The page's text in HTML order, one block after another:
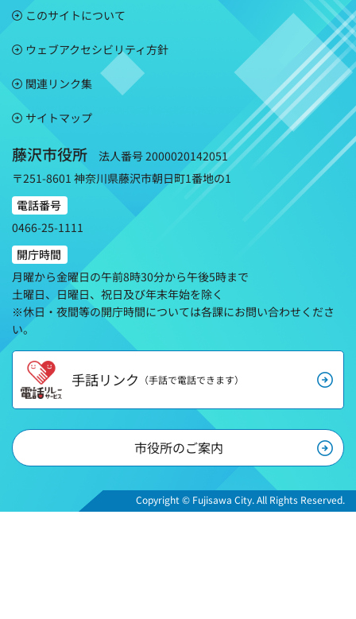
このサイトについて
ウェブアクセシビリティ方針
関連リンク集
サイトマップ
藤沢市役所
法人番号 2000020142051
〒251-8601 神奈川県藤沢市朝日町1番地の1
電話番号
0466-25-1111
開庁時間
月曜から金曜日の午前8時30分から午後5時まで
土曜日、日曜日、祝日及び年末年始を除く
※休日・夜間等の開庁時間については各課にお問い合わせくださ
い。
手話リンク （手話で電話できます）
市役所のご案内
Copyright © Fujisawa City. All Rights Reserved.